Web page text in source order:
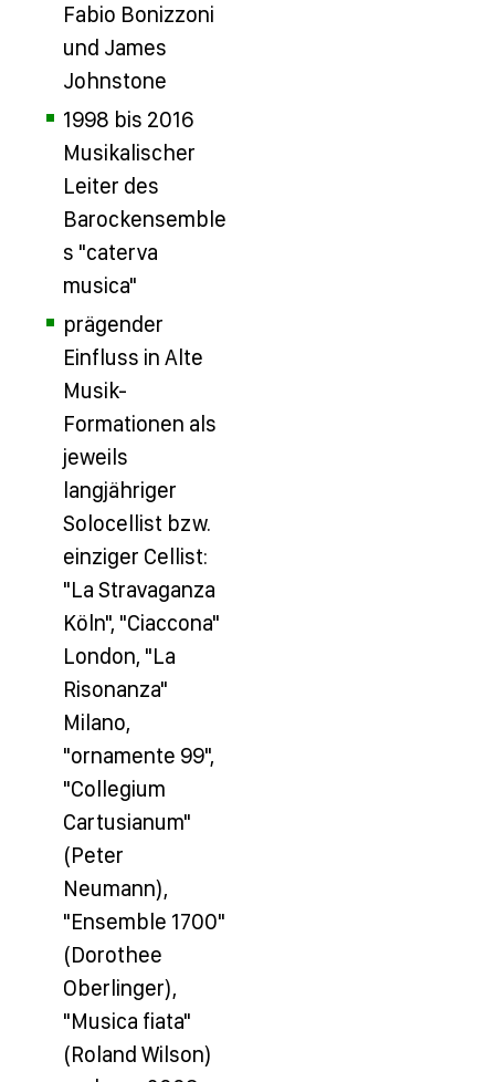
Fabio Bonizzoni
und James
Johnstone
1998 bis 2016
Musikalischer
Leiter des
Barockensemble
s "caterva
musica"
prägender
Einfluss in Alte
Musik-
Formationen als
jeweils
langjähriger
Solocellist bzw.
einziger Cellist:
"La Stravaganza
Köln", "Ciaccona"
London, "La
Risonanza"
Milano,
"ornamente 99",
"Collegium
Cartusianum"
(Peter
Neumann),
"Ensemble 1700"
(Dorothee
Oberlinger),
"Musica fiata"
(Roland Wilson)